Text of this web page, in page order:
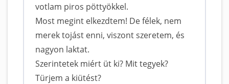
votlam piros pöttyökkel.
Most megint elkezdtem! De félek, nem
merek tojást enni, viszont szeretem, és
nagyon laktat.
Szerintetek miért üt ki? Mit tegyek?
Türjem a kiütést?